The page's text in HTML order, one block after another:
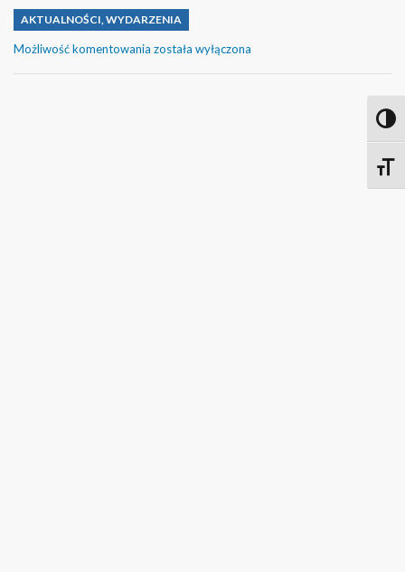
AKTUALNOŚCI WYDARZENIA
Możliwość komentowania JADWIGA
została wyłączona